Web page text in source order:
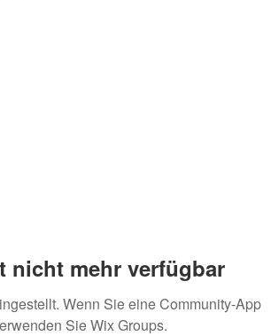
nicht mehr verfügbar
Wenn Sie eine Community-App
Sie Wix Groups.